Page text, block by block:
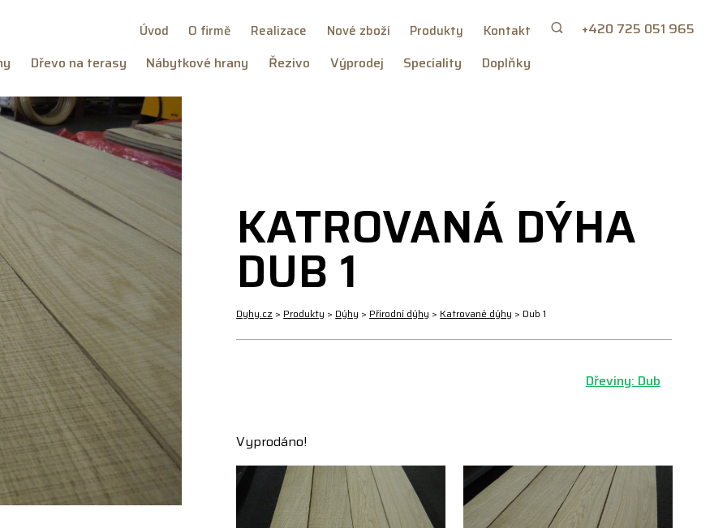
Úvod O firmě Realizace Nové zboží Produkty Kontakt
Dřevo na terasy Nábytkové hrany Řezivo Výprodej Speciality Doplňky
+420 725 051 965
KATROVANÁ DÝHA
DUB 1
Dyhy.cz > Produkty > Dýhy > Přírodní dýhy > Katrované dýhy > Dub 1
Dřeviny: Dub
Vyprodáno!